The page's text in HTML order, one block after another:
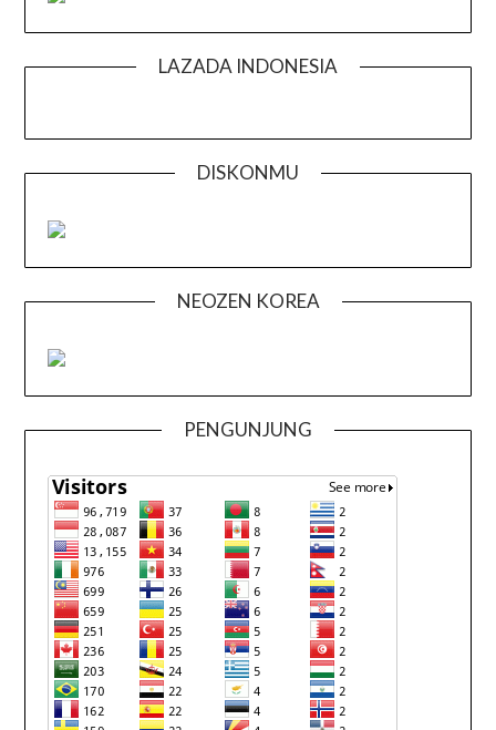
LAZADA INDONESIA
DISKONMU
NEOZEN KOREA
PENGUNJUNG